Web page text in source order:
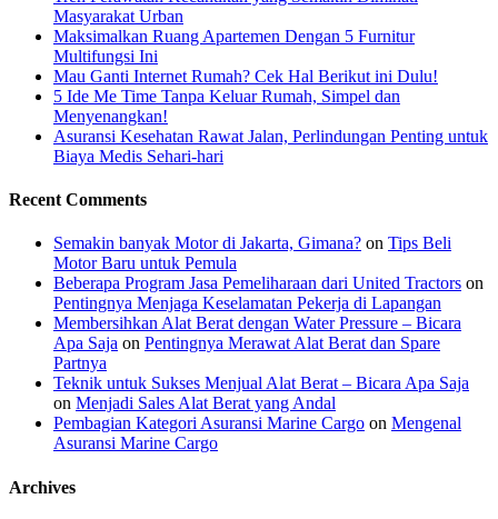
Masyarakat Urban
Maksimalkan Ruang Apartemen Dengan 5 Furnitur
Multifungsi Ini
Mau Ganti Internet Rumah? Cek Hal Berikut ini Dulu!
5 Ide Me Time Tanpa Keluar Rumah, Simpel dan
Menyenangkan!
Asuransi Kesehatan Rawat Jalan, Perlindungan Penting untuk
Biaya Medis Sehari-hari
Recent Comments
Semakin banyak Motor di Jakarta, Gimana? on Tips Beli
Motor Baru untuk Pemula
Beberapa Program Jasa Pemeliharaan dari United Tractors on
Pentingnya Menjaga Keselamatan Pekerja di Lapangan
Membersihkan Alat Berat dengan Water Pressure – Bicara
Apa Saja on Pentingnya Merawat Alat Berat dan Spare
Partnya
Teknik untuk Sukses Menjual Alat Berat – Bicara Apa Saja
on Menjadi Sales Alat Berat yang Andal
Pembagian Kategori Asuransi Marine Cargo on Mengenal
Asuransi Marine Cargo
Archives